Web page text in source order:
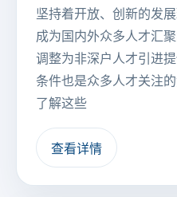
坚持着开放、创新的发
成为国内外众多人才汇
调整为非深户人才引进
条件也是众多人才关注
了解这些
查看详情